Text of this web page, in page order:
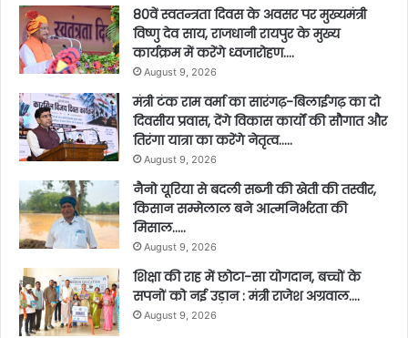
80वें स्वतन्त्रता दिवस के अवसर पर मुख्यमंत्री
विष्णु देव साय, राजधानी रायपुर के मुख्य
कार्यक्रम में करेंगे ध्वजारोहण….
August 9, 2026
मंत्री टंक राम वर्मा का सारंगढ़-बिलाईगढ़ का दो
दिवसीय प्रवास, देंगे विकास कार्यों की सौगात और
तिरंगा यात्रा का करेंगे नेतृत्व…..
August 9, 2026
नैनो यूरिया से बदली सब्जी की खेती की तस्वीर,
किसान सम्मेलाल बने आत्मनिर्भरता की
मिसाल…..
August 9, 2026
शिक्षा की राह में छोटा-सा योगदान, बच्चों के
सपनों को नई उड़ान : मंत्री राजेश अग्रवाल….
August 9, 2026